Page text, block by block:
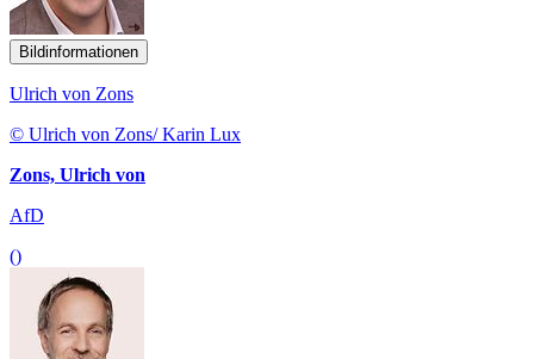
Bildinformationen
Ulrich von Zons
© Ulrich von Zons/ Karin Lux
Zons, Ulrich von
AfD
()